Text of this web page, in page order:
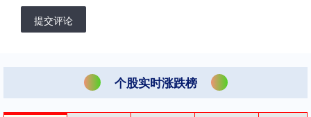
提交评论
个股实时涨跌榜